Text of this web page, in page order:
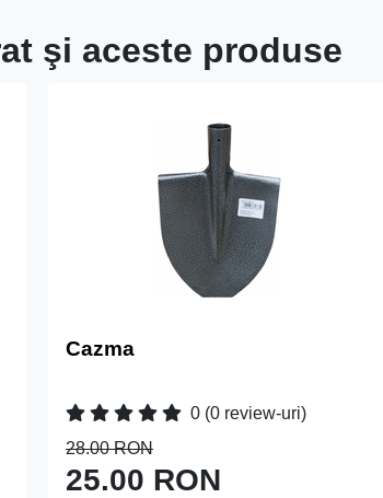
şi aceste produse
Cazma
0 (0 review-uri)
28.00 RON
25.00 RON